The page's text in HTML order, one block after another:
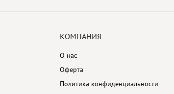
КОМПАНИЯ
О нас
Оферта
Политика конфиденциальности